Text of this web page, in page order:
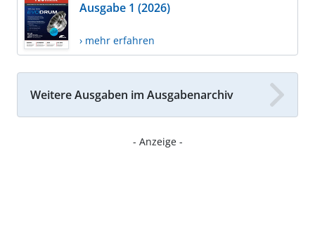
Ausgabe 1 (2026)
› mehr erfahren
Weitere Ausgaben im Ausgabenarchiv
- Anzeige -